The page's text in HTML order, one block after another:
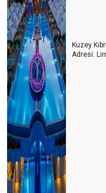
Kuzey
Adresi: